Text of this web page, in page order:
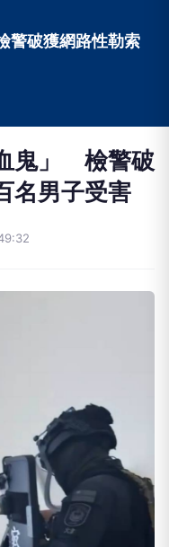
警破獲網路性勒索
鬼」 檢警破
名男子受害